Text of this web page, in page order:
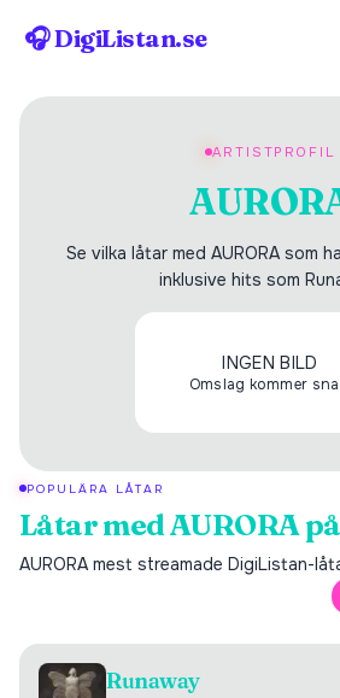
🎧 DigiListan.se
ARTISTPROFIL
Se vilka låtar med AURORA som
inklusive hits som
INGEN BILD
Omslag kommer
POPULÄRA LÅTAR
Låtar medAURORA
AURORA mest streamade DigiListan-
Runaway